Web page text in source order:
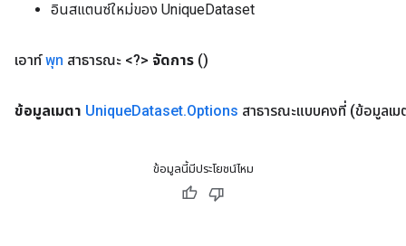
อินสแตนซ์ใหม่ของ UniqueDataset
เอาท์พุท สาธารณะ <?> จัดการ ()
ข้อมูลเมตา UniqueDataset.Options สาธารณะแบบคงที่ (ข้อมูลเ
ข้อมูลนี้มีประโยชน์ไหม